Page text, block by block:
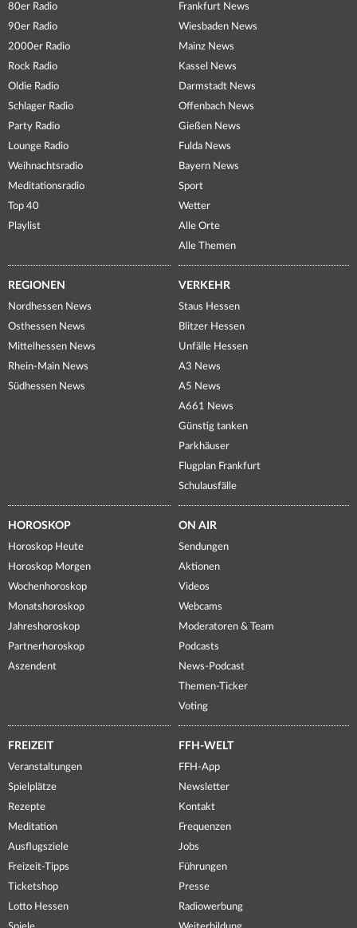
80er Radio
90er Radio
2000er Radio
Rock Radio
Oldie Radio
Schlager Radio
Party Radio
Lounge Radio
Weihnachtsradio
Meditationsradio
Top 40
Playlist
Frankfurt News
Wiesbaden News
Mainz News
Kassel News
Darmstadt News
Offenbach News
Gießen News
Fulda News
Bayern News
Sport
Wetter
Alle Orte
Alle Themen
REGIONEN
Nordhessen News
Osthessen News
Mittelhessen News
Rhein-Main News
Südhessen News
VERKEHR
Staus Hessen
Blitzer Hessen
Unfälle Hessen
A3 News
A5 News
A661 News
Günstig tanken
Parkhäuser
Flugplan Frankfurt
Schulausfälle
HOROSKOP
Horoskop Heute
Horoskop Morgen
Wochenhoroskop
Monatshoroskop
Jahreshoroskop
Partnerhoroskop
Aszendent
ON AIR
Sendungen
Aktionen
Videos
Webcams
Moderatoren & Team
Podcasts
News-Podcast
Themen-Ticker
Voting
FREIZEIT
Veranstaltungen
Spielplätze
Rezepte
Meditation
Ausflugsziele
Freizeit-Tipps
Ticketshop
Lotto Hessen
FFH-WELT
FFH-App
Newsletter
Kontakt
Frequenzen
Jobs
Führungen
Presse
Radiowerbung